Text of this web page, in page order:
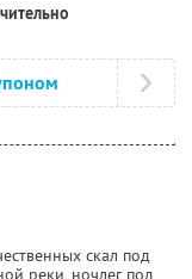
скал под
реки, ночлег под